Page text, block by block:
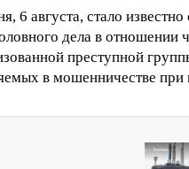
В Ульяновске
доску
Рылееву
В Ульяновске
6 августа, стало
дела в отношении
преступной
в мошенничестве при